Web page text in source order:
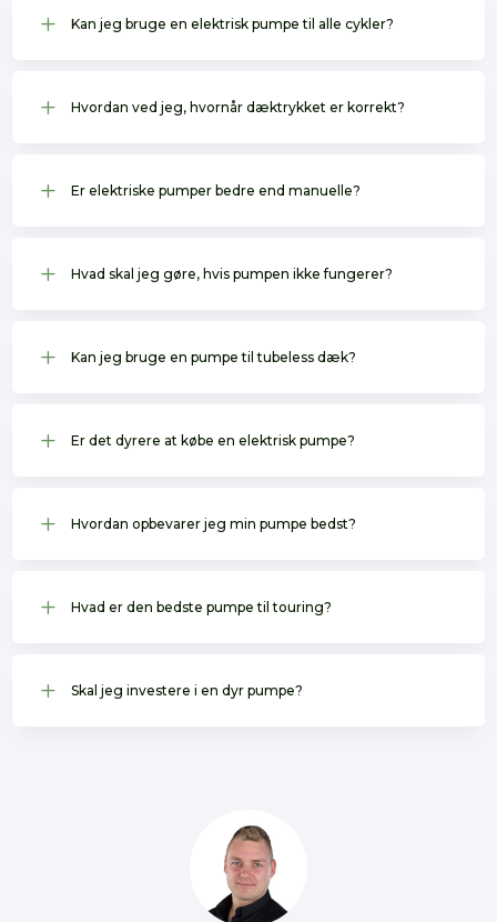
L Kan jeg bruge en elektrisk pumpe til alle cykler?
L Hvordan ved jeg, hvornår dæktrykket er korrekt?
L Er elektriske pumper bedre end manuelle?
L Hvad skal jeg gøre, hvis pumpen ikke fungerer?
L Kan jeg bruge en pumpe til tubeless dæk?
L Er det dyrere at købe en elektrisk pumpe?
L Hvordan opbevarer jeg min pumpe bedst?
L Hvad er den bedste pumpe til touring?
L Skal jeg investere i en dyr pumpe?